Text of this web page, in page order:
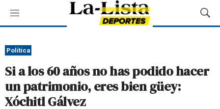
M
e
ú
M
o
a
r
Política
Si a los 60 años no has podido hacer
un patrimonio, eres bien güey:
Xóchitl Gálvez